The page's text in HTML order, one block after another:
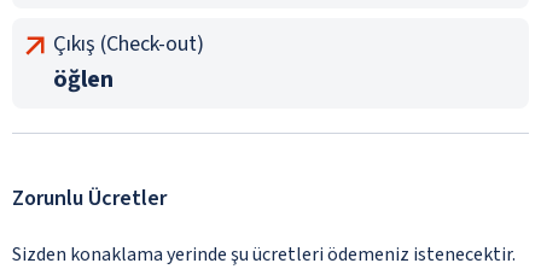
Çıkış (Check-out)
öğlen
Zorunlu Ücretler
Sizden konaklama yerinde şu ücretleri ödemeniz istenecektir.